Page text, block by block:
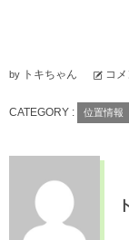
by トキちゃん コメ
CATEGORY : 位置情報